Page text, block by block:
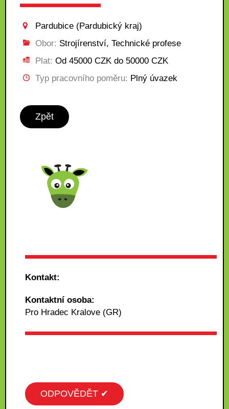
Pardubice (Pardubický kraj)
Obor: Strojírenství, Technické profese
Plat: Od 45000 CZK do 50000 CZK
Typ pracovního poměru: Plný úvazek
Zpět
Kontakt:
Kontaktní osoba:
Pro Hradec Kralove (GR)
ODPOVĚDĚT ✔